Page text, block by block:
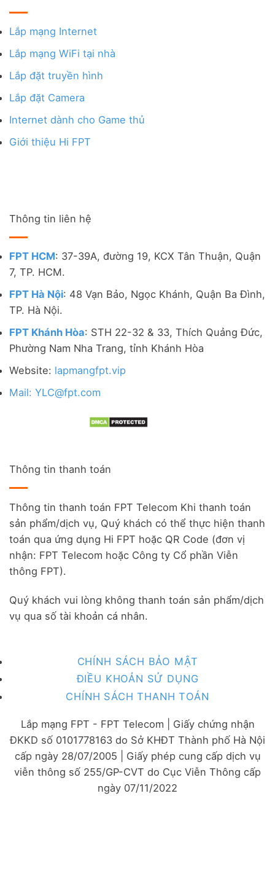
Lắp mạng Internet
Lắp mạng WiFi tại nhà
Lắp đặt truyền hình
Lắp đặt Camera
Internet dành cho Game thủ
Giới thiệu Hi FPT
Thông tin liên hệ
FPT HCM: 37-39A, đường 19, KCX Tân Thuận, Quận
7, TP. HCM.
FPT Hà Nội: 48 Vạn Bảo, Ngọc Khánh, Quận Ba Đình,
TP. Hà Nội.
FPT Khánh Hòa: STH 22-32 & 33, Thích Quảng Đức,
Phường Nam Nha Trang, tỉnh Khánh Hòa
Website: lapmangfpt.vip
Mail: YLC@fpt.com
Thông tin thanh toán
Thông tin thanh toán FPT Telecom Khi thanh toán
sản phẩm/dịch vụ, Quý khách có thể thực hiện thanh
toán qua ứng dụng Hi FPT hoặc QR Code (đơn vị
nhận: FPT Telecom hoặc Công ty Cổ phần Viễn
thông FPT).
Quý khách vui lòng không thanh toán sản phẩm/dịch
vụ qua số tài khoản cá nhân.
CHÍNH SÁCH BẢO MẬT
ĐIỀU KHOẢN SỬ DỤNG
CHÍNH SÁCH THANH TOÁN
Lắp mạng FPT - FPT Telecom | Giấy chứng nhận
ĐKKD số 0101778163 do Sở KHĐT Thành phố Hà Nội
cấp ngày 28/07/2005 | Giấy phép cung cấp dịch vụ
viễn thông số 255/GP-CVT do Cục Viễn Thông cấp
ngày 07/11/2022